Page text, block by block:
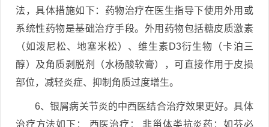
法，具体措施如下：药物治疗在医生指导下使用外用或
系统性药物是基础治疗手段。外用药物包括糖皮质激素
（如泼尼松、地塞米松）、维生素D3衍生物（卡泊三
醇）及角质剥脱剂（水杨酸软膏），可直接作用于皮损
部位，减轻炎症、抑制角质过度增生。
6、银屑病关节炎的中西医结合治疗效果更好。具体
治疗方法如下： 西医治疗： 非甾体类抗炎药：如芬必